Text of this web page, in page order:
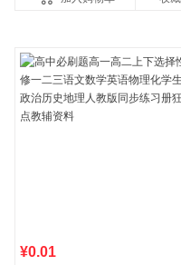
¥0.01